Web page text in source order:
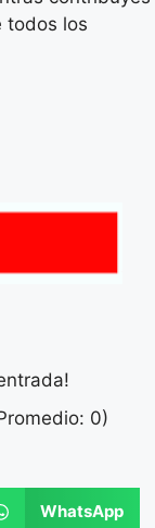
todos los
0)
WhatsApp